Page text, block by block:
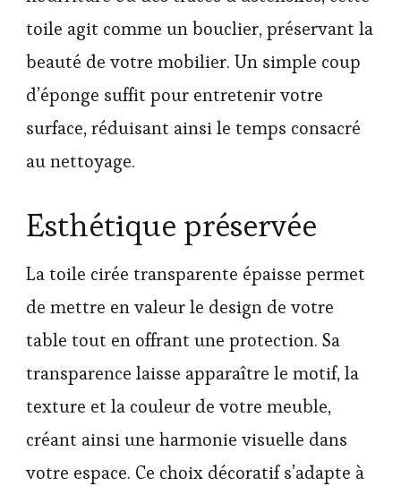
toile agit comme un bouclier, préservant la
beauté de votre mobilier. Un simple coup
d’éponge suffit pour entretenir votre
surface, réduisant ainsi le temps consacré
au nettoyage.
Esthétique préservée
La toile cirée transparente épaisse permet
de mettre en valeur le design de votre
table tout en offrant une protection. Sa
transparence laisse apparaître le motif, la
texture et la couleur de votre meuble,
créant ainsi une harmonie visuelle dans
votre espace. Ce choix décoratif s’adapte à